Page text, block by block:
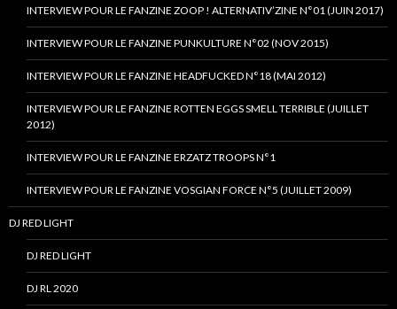
INTERVIEW POUR LE FANZINE ZOOP ! ALTERNATIV’ZINE N°01 (JUIN 2017)
INTERVIEW POUR LE FANZINE PUNKULTURE N°02 (NOV 2015)
INTERVIEW POUR LE FANZINE HEADFUCKED N°18 (MAI 2012)
INTERVIEW POUR LE FANZINE ROTTEN EGGS SMELL TERRIBLE (JUILLET
2012)
INTERVIEW POUR LE FANZINE ERZATZ TROOPS N°1
INTERVIEW POUR LE FANZINE VOSGIAN FORCE N°5 (JUILLET 2009)
DJ RED LIGHT
DJ RED LIGHT
DJ RL 2020